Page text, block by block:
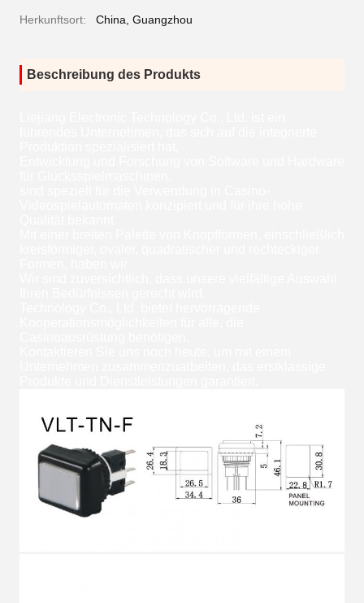
Herkunftsort: China, Guangzhou
Beschreibung des Produkts